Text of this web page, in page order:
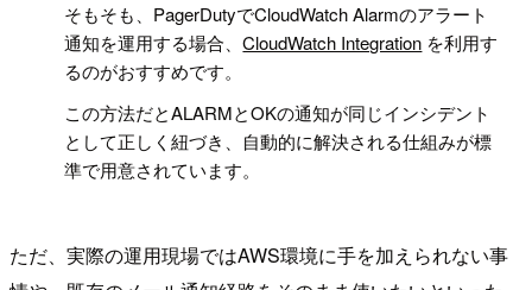
そもそも、PagerDutyでCloudWatch Alarmのアラート
通知を運用する場合、CloudWatch Integration を利用す
るのがおすすめです。
この方法だとALARMとOKの通知が同じインシデント
として正しく紐づき、自動的に解決される仕組みが標
準で用意されています。
ただ、実際の運用現場ではAWS環境に手を加えられない事